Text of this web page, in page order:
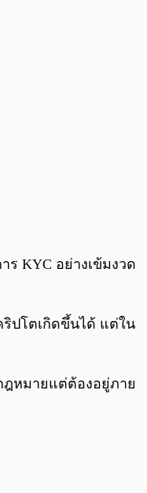
ร KYC อย่างเข้มงวด
ริปโตเกิดขึ้นได้ แต่ใน
ฎหมายแต่ต้องอยู่ภาย